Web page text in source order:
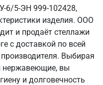
6/5-ЭН 999-102428,
изделия. ООО
и продаёт стеллажи
с доставкой по всей
Выбирая
нержавеющие, вы
и долговечность